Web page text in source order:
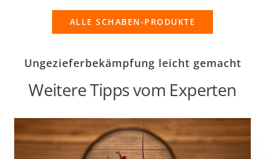
ALLE SCHABEN-PRODUKTE
Ungezieferbekämpfung leicht gemacht
Weitere Tipps vom Experten